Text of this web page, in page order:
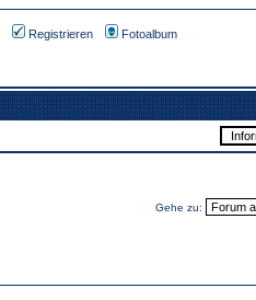
Registrieren Fotoalbum
Gehe zu: